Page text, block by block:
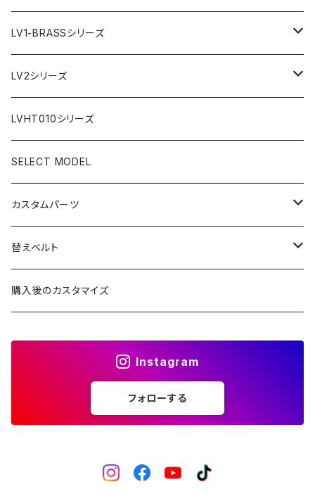
AR文字盤
フラット型ベゼル
スロープ型ベゼル
C1文字盤
C3文字盤
C3S文字盤
X1文字盤
1ST文字盤
2ND文字盤
LV1-BRASSシリーズ
AR文字盤
C3S文字盤
2ND文字盤
LV2シリーズ
AR文字盤
C1文字盤
C3S文字盤
X1文字盤
1ST文字盤
LVHT010シリーズ
SELECT MODEL
カスタムパーツ
ケース/ケースバック
CROWN（リューズ）
替えベルト
レザーベルト
一点モノ-即納（ハンドメイド）
購入後のカスタマイズ
Instagram
フォローする